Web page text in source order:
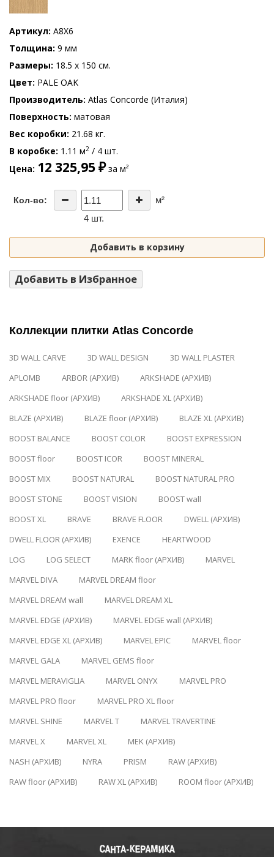
Артикул A8X6
Толщина 9 мм
Размеры 18.5 x 150 см.
Цвет PALE OAK
Производитель Atlas Concorde (Италия)
Поверхность матовая
Вес коробки 21.68 кг.
В коробке 1.11 м2 / 4 шт.
Цена 12 325,95 ₽за м²
Кол-во:
м²
4 шт.
Добавить в корзину
Добавить в Избранное
Коллекции плитки Atlas Concorde
3D WALL CARVE 3D WALL DESIGN
3D WALL PLASTER
APLOMB
ARBOR (АРХИВ)
ARKSHADE (АРХИВ)
ARKSHADE floor (АРХИВ)
ARKSHADE XL (АРХИВ)
BLAZE (АРХИВ)
BLAZE floor (АРХИВ)
BLAZE XL (АРХИВ)
BOOST BALANCE
BOOST COLOR
BOOST EXPRESSION
BOOST floor
BOOST ICOR
BOOST MINERAL
BOOST MIX
BOOST NATURAL
BOOST NATURAL PRO
BOOST STONE
BOOST VISION
BOOST wall
BOOST XL
BRAVE BRAVE FLOOR
DWELL (АРХИВ)
DWELL FLOOR (АРХИВ)
EXENCE
HEARTWOOD
LOG
LOG SELECT MARK floor (АРХИВ)
MARVEL
MARVEL DIVA
MARVEL DREAM floor
MARVEL DREAM wall
MARVEL DREAM XL
MARVEL EDGE (АРХИВ)
MARVEL EDGE wall (АРХИВ)
MARVEL EDGE XL (АРХИВ)
MARVEL EPIC
MARVEL floor
MARVEL GALA
MARVEL GEMS floor
MARVEL MERAVIGLIA
MARVEL ONYX
MARVEL PRO
MARVEL PRO floor
MARVEL PRO XL floor
MARVEL SHINE
MARVEL T
MARVEL TRAVERTINE
MARVEL X
MARVEL XL
MEK (АРХИВ)
NASH (АРХИВ)
NYRA PRISM
RAW (АРХИВ)
RAW floor (АРХИВ)
RAW XL (АРХИВ) ROOM floor (АРХИВ)